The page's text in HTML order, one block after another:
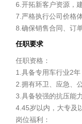
6.开拓新客户资源，
7.严格执行公司价格
任职要求
任职资格：
1.具备专用车行业2
2.拥有环卫、应急、
3.具备较强的抗压能
4.45岁以内，大专及
岗位福利：